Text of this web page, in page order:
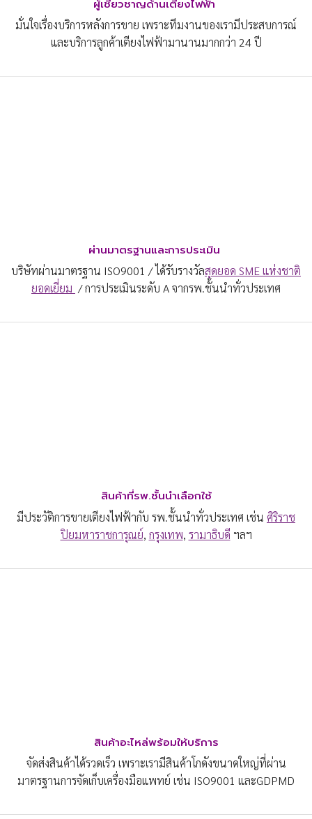
ผู้เชี่ยวชาญด้านเตียงไฟฟ้า
มั่นใจเรื่องบริการหลังการขาย เพราะทีมงานของเรามีประสบการณ์
และบริการลูกค้าเตียงไฟฟ้ามานานมากกว่า 24 ปี
ผ่านมาตรฐานและการประเมิน
บริษัทผ่านมาตรฐาน ISO9001 / ได้รับรางวัลสุดยอด SME แห่งชาติ
ยอดเยี่ยม / การประเมินระดับ A จากรพ.ชั้นนำทั่วประเทศ
สินค้าที่รพ.ชั้นนำเลือกใช้
มีประวัติการขายเตียงไฟฟ้ากับ รพ.ชั้นนำทั่วประเทศ เช่น ศิริราช
ปิยมหาราชการุณย์, กรุงเทพ, รามาธิบดี ฯลฯ
สินค้าอะไหล่พร้อมให้บริการ
จัดส่งสินค้าได้รวดเร็ว เพราะเรามีสินค้าโกดังขนาดใหญ่ที่ผ่าน
มาตรฐานการจัดเก็บเครื่องมือแพทย์ เช่น ISO9001 และGDPMD